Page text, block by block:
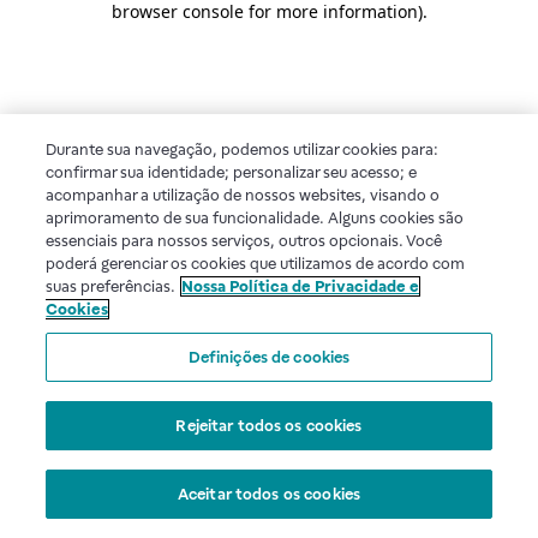
browser console for more information).
Durante sua navegação, podemos utilizar cookies para:
confirmar sua identidade; personalizar seu acesso; e
acompanhar a utilização de nossos websites, visando o
aprimoramento de sua funcionalidade. Alguns cookies são
essenciais para nossos serviços, outros opcionais. Você
poderá gerenciar os cookies que utilizamos de acordo com
suas preferências. Nossa Política de Privacidade e
Cookies
Definições de cookies
Rejeitar todos os cookies
Aceitar todos os cookies